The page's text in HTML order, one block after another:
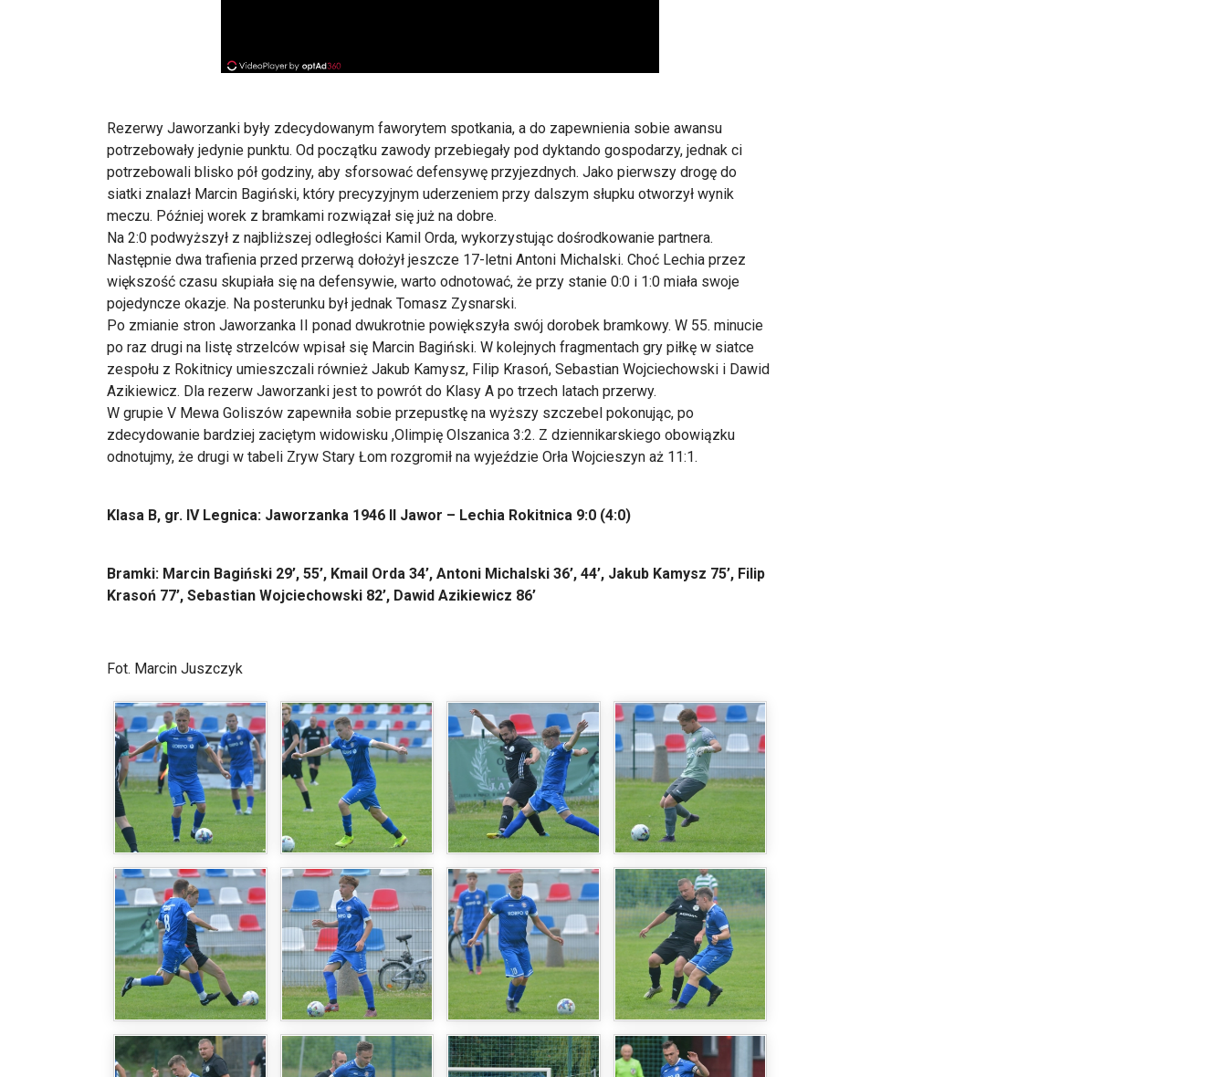
Rezerwy Jaworzanki były zdecydowanym faworytem spotkania, a do zapewnienia sobie awansu
potrzebowały jedynie punktu. Od początku zawody przebiegały pod dyktando gospodarzy, jednak ci
potrzebowali blisko pół godziny, aby sforsować defensywę przyjezdnych. Jako pierwszy drogę do
siatki znalazł Marcin Bagiński, który precyzyjnym uderzeniem przy dalszym słupku otworzył wynik
meczu. Później worek z bramkami rozwiązał się już na dobre.
Na 2:0 podwyższył z najbliższej odległości Kamil Orda, wykorzystując dośrodkowanie partnera.
Następnie dwa trafienia przed przerwą dołożył jeszcze 17-letni Antoni Michalski. Choć Lechia przez
większość czasu skupiała się na defensywie, warto odnotować, że przy stanie 0:0 i 1:0 miała swoje
pojedyncze okazje. Na posterunku był jednak Tomasz Zysnarski.
Po zmianie stron Jaworzanka II ponad dwukrotnie powiększyła swój dorobek bramkowy. W 55. minucie
po raz drugi na listę strzelców wpisał się Marcin Bagiński. W kolejnych fragmentach gry piłkę w siatce
zespołu z Rokitnicy umieszczali również Jakub Kamysz, Filip Krasoń, Sebastian Wojciechowski i Dawid
Azikiewicz. Dla rezerw Jaworzanki jest to powrót do Klasy A po trzech latach przerwy.
W grupie V Mewa Goliszów zapewniła sobie przepustkę na wyższy szczebel pokonując, po
zdecydowanie bardziej zaciętym widowisku ,Olimpię Olszanica 3:2. Z dziennikarskiego obowiązku
odnotujmy, że drugi w tabeli Zryw Stary Łom rozgromił na wyjeździe Orła Wojcieszyn aż 11:1.
Klasa B, gr. IV Legnica: Jaworzanka 1946 II Jawor – Lechia Rokitnica 9:0 (4:0)
Bramki: Marcin Bagiński 29’, 55’, Kmail Orda 34’, Antoni Michalski 36’, 44’, Jakub Kamysz 75’, Filip
Krasoń 77’, Sebastian Wojciechowski 82’, Dawid Azikiewicz 86’
Fot. Marcin Juszczyk